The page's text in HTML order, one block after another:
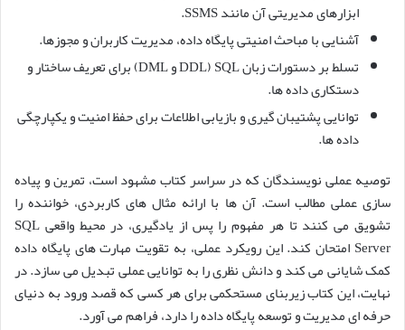
ابزارهای مدیریتی آن مانند SSMS.
آشنایی با مباحث امنیتی پایگاه داده، مدیریت کاربران و مجوزها.
تسلط بر دستورات زبان SQL (DDL و DML) برای تعریف ساختار و
دستکاری داده ها.
توانایی پشتیبان گیری و بازیابی اطلاعات برای حفظ امنیت و یکپارچگی
داده ها.
توصیه عملی نویسندگان که در سراسر کتاب مشهود است، تمرین و پیاده
سازی عملی مطالب است. آن ها با ارائه مثال های کاربردی، خواننده را
تشویق می کنند تا هر مفهوم را پس از یادگیری، در محیط واقعی SQL
Server امتحان کند. این رویکرد عملی، به تقویت مهارت های پایگاه داده
کمک شایانی می کند و دانش نظری را به توانایی عملی تبدیل می سازد. در
نهایت، این کتاب زیربنای مستحکمی برای هر کسی که قصد ورود به دنیای
حرفه ای مدیریت و توسعه پایگاه داده را دارد، فراهم می آورد.